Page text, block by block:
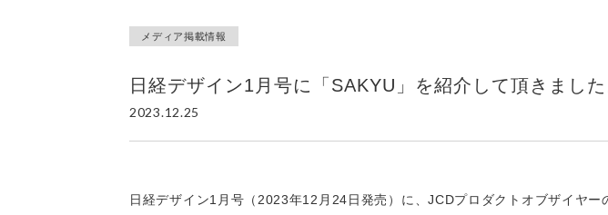
メディア掲載情報
日経デザイン1月号に「SAKYU」を紹介して頂きました
2023.12.25
日経デザイン1月号（2023年12月24日発売）に、JCDプロダクトオブザイヤ